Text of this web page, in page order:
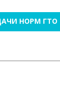
НОРМ ГТО